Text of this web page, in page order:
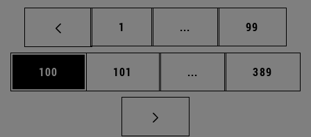
Página
1 ... Páginas intermedias
Página
99
Página
100 Página
101 ... Páginas intermedias
Página
389